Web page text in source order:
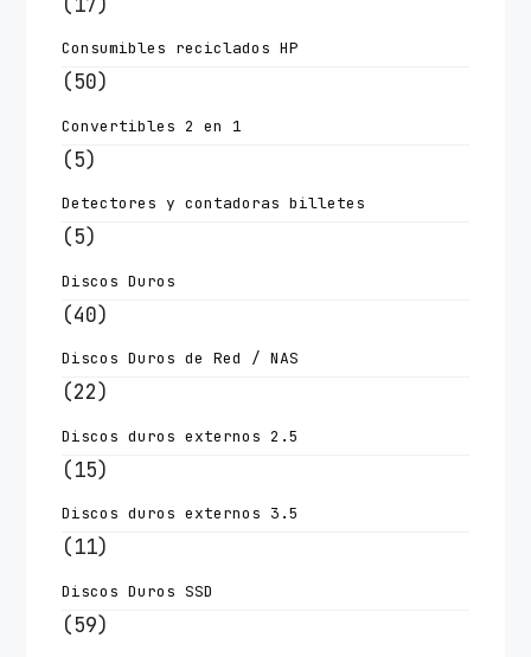
Consumibles reciclados HP
(50)
Convertibles 2 en 1
(5)
Detectores y contadoras billetes
(5)
Discos Duros
(40)
Discos Duros de Red / NAS
(22)
Discos duros externos 2.5
(15)
Discos duros externos 3.5
(11)
Discos Duros SSD
(59)